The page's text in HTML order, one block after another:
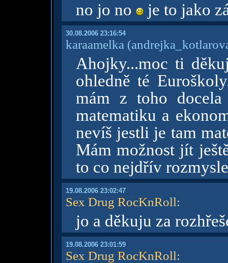
no jo no je to jako
30.08.2006 23:16:54
karaamelka
Ahojky...moc ti
ohledně té
mám z toho
matematiku a
nevíš jestli je tam
Mám možnost jít
to co nejdřív
19.08.2006 23:02:47
Sex Drug RocKnRoll:
jo a děkuju za
19.08.2006 23:01:59
Sex Drug RocKnRoll: